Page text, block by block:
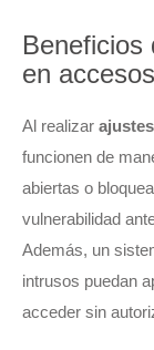
Beneficios
en
Al realizar
funcionen de
abiertas o
vulnerabilidad
Además, un
intrusos puedan
acceder sin